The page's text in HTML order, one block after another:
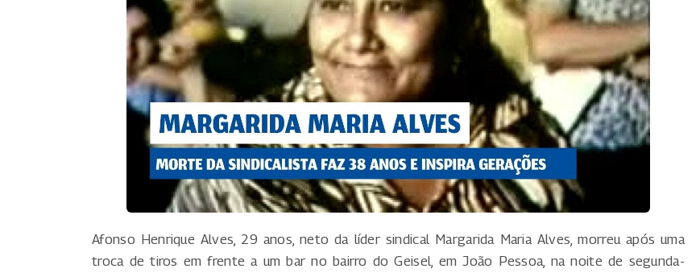
Afonso Henrique Alves, 29 anos, neto da líder sindical Margarida Maria Alves, morreu após uma
troca de tiros em frente a um bar no bairro do Geisel, em João Pessoa, na noite de segunda-